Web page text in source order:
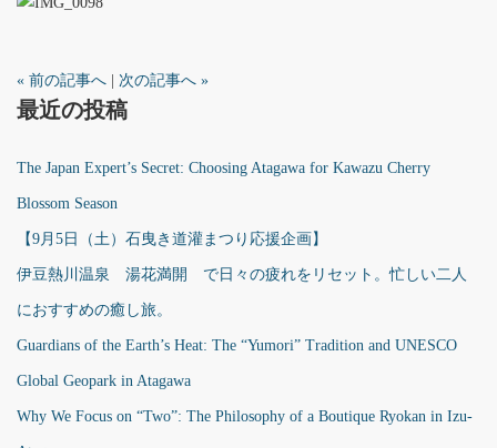
« 前の記事へ 次の記事へ »
最近の投稿
The Japan Expert’s Secret: Choosing Atagawa for Kawazu Cherry
Blossom Season
【9月5日（土）石曳き道灌まつり応援企画】
伊豆熱川温泉 湯花満開 で日々の疲れをリセット。忙しい二人
におすすめの癒し旅。
Guardians of the Earth’s Heat: The “Yumori” Tradition and UNESCO
Global Geopark in Atagawa
Why We Focus on “Two”: The Philosophy of a Boutique Ryokan in Izu-